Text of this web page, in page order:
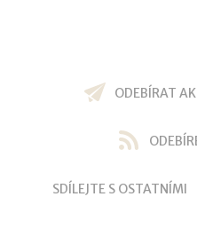
ODEBÍRAT
SDÍLEJTE S OSTATNÍMI